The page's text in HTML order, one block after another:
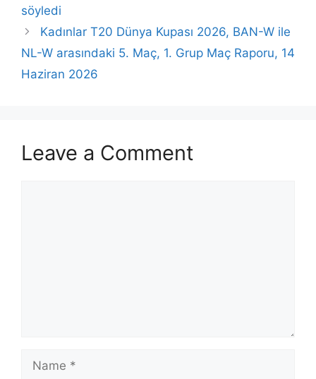
söyledi
Kadınlar T20 Dünya Kupası 2026, BAN-W ile
NL-W arasındaki 5. Maç, 1. Grup Maç Raporu, 14
Haziran 2026
Leave a Comment
Name